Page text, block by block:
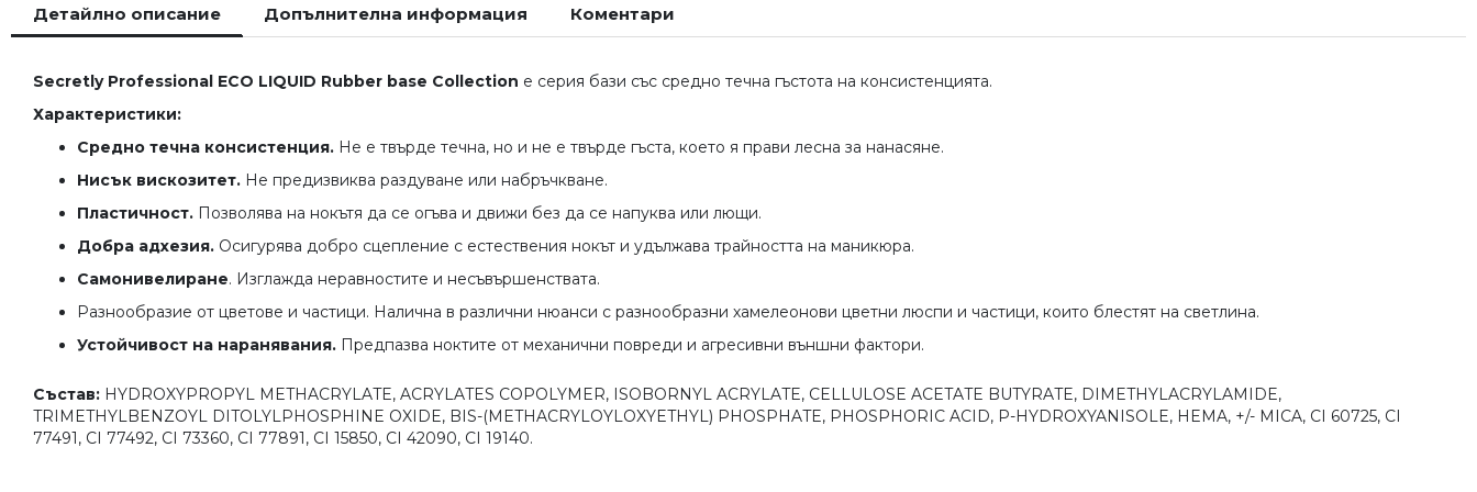
началото
на
със
снимки
Детайлно описание
Secretly Professional ECO LIQUID Rubber base Collection е серия бази със средно течна гъстота на консистенцията.
Характеристики:
Средно течна консистенция. Не е твърде течна, но и не е твърде гъста, което я прави лесна за нанасяне.
Нисък вискозитет. Не предизвиква раздуване или набръчкване.
Пластичност. Позволява на нокътя да се огъва и движи без да се напуква или лющи.
Добра адхезия. Осигурява добро сцепление с естествения нокът и удължава трайността на маникюра.
Самонивелиране. Изглажда неравностите и несъвършенствата.
Разнообразие от цветове и частици. Налична в различни нюанси с разнообразни хамелеонови цветни люспи и частици, които блестят на светлина.
Устойчивост на наранявания. Предпазва ноктите от механични повреди и агресивни външни фактори.
Състав: HYDROXYPROPYL METHACRYLATE, ACRYLATES COPOLYMER, ISOBORNYL ACRYLATE, CELLULOSE ACETATE BUTYRATE, DIMETHYLACRYLAMIDE,
TRIMETHYLBENZOYL DITOLYLPHOSPHINE OXIDE, BIS-(METHACRYLOYLOXYETHYL) PHOSPHATE, PHOSPHORIC ACID, P-HYDROXYANISOLE, HEMA, +/- MICA, CI 60725, CI
77491, CI 77492, CI 73360, CI 77891, CI 15850, CI 42090, CI 19140.
Допълнителна информация Коментари